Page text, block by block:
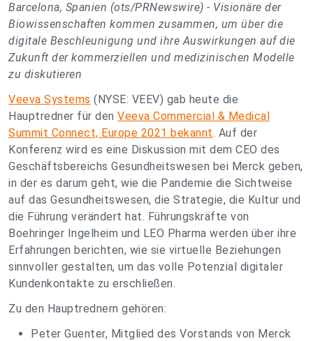
Barcelona, Spanien (ots/PRNewswire) - Visionäre der
Biowissenschaften kommen zusammen, um über die
digitale Beschleunigung und ihre Auswirkungen auf die
Zukunft der kommerziellen und medizinischen Modelle
zu diskutieren
Veeva Systems (NYSE: VEEV) gab heute die
Hauptredner für den Veeva Commercial & Medical
Summit Connect, Europe 2021 bekannt. Auf der
Konferenz wird es eine Diskussion mit dem CEO des
Geschäftsbereichs Gesundheitswesen bei Merck geben,
in der es darum geht, wie die Pandemie die Sichtweise
auf das Gesundheitswesen, die Strategie, die Kultur und
die Führung verändert hat. Führungskräfte von
Boehringer Ingelheim und LEO Pharma werden über ihre
Erfahrungen berichten, wie sie virtuelle Beziehungen
sinnvoller gestalten, um das volle Potenzial digitaler
Kundenkontakte zu erschließen.
Zu den Hauptrednern gehören:
Peter Guenter, Mitglied des Vorstands von Merck